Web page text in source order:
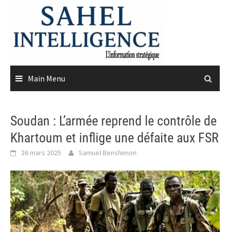
content
Main Menu
Soudan : L’armée reprend le contrôle de
Khartoum et inflige une défaite aux FSR
26 mars 2025 Samuel Benshimon